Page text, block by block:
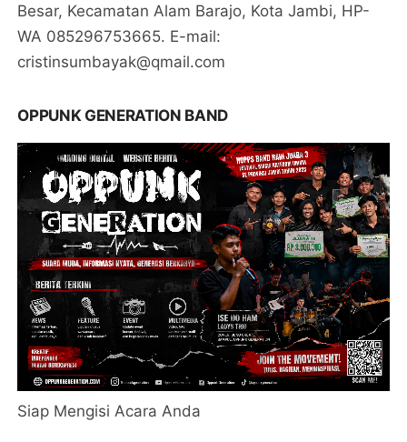
Besar, Kecamatan Alam Barajo, Kota Jambi, HP-
WA 085296753665. E-mail:
cristinsumbayak@qmail.com
OPPUNK GENERATION BAND
Siap Mengisi Acara Anda